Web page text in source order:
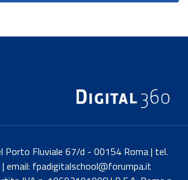
Porto Fluviale 67/d - 00154 Roma | tel.
email: fpadigitalschool@forumpa.it